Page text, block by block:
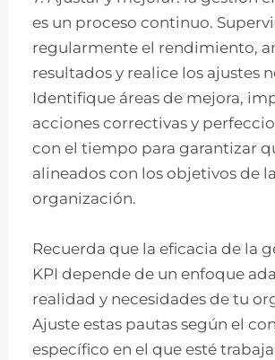
es un proceso continuo.
regularmente el rendimiento,
resultados y realice los ajustes
Identifique áreas de mejora,
acciones correctivas y
con el tiempo para garantizar
alineados con los objetivos de la
organización.
Recuerda que la eficacia de la
KPI depende de un enfoque
realidad y necesidades de tu
Ajuste estas pautas según el
específico en el que esté